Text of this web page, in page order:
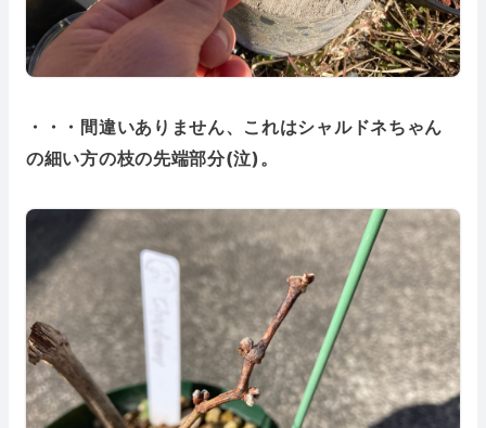
・・・間違いありません、これはシャルドネちゃん
の細い方の枝の先端部分(泣)。